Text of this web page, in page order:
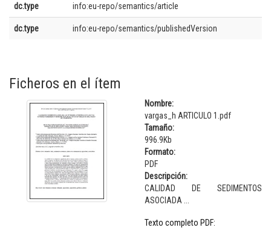
dc.type info:eu-repo/semantics/article
dc.type info:eu-repo/semantics/publishedVersion
Ficheros en el ítem
Nombre:
vargas_h ARTICULO 1.pdf
Tamaño:
996.9Kb
Formato:
PDF
Descripción:
CALIDAD DE SEDIMENTOS
ASOCIADA ...
Texto completo PDF: